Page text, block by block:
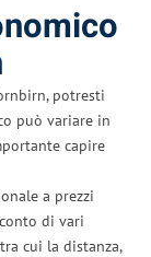
potresti
può variare in
capire
a prezzi
di vari
cui la distanza,